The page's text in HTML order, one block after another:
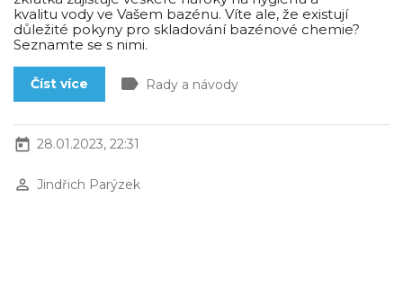
kvalitu vody ve Vašem bazénu. Víte ale, že existují
důležité pokyny pro skladování bazénové chemie?
Seznamte se s nimi.
Číst více label Rady a návody
today 28.01.2023, 22:31
perm_identity Jindřich Parýzek